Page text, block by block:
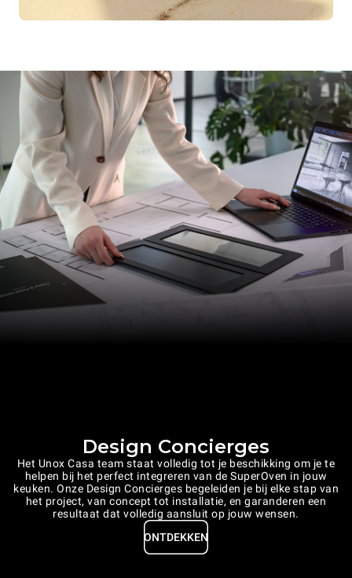
Design Concierges
Het Unox Casa team staat volledig tot je beschikking om je te
helpen bij het perfect integreren van de SuperOven in jouw
keuken. Onze Design Concierges begeleiden je bij elke stap van
het project, van concept tot installatie, en garanderen een
resultaat dat volledig aansluit op jouw wensen.
ONTDEKKEN